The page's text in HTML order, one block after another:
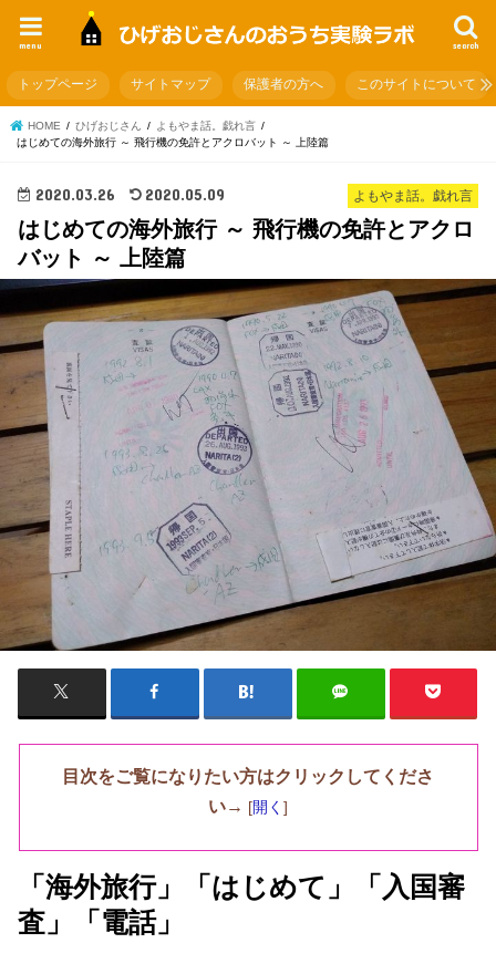
search
menu
トップページ サイトマップ 保護者の方へ このサイトについて
HOME ひげおじさん
よもやま話。戯れ言
はじめての海外旅行 ～ 飛行機の免許とアクロバット ～ 上陸篇
よもやま話。戯れ言
2020.03.26 2020.05.09
はじめての海外旅行 ～ 飛行機の免許とアクロ
バット ～ 上陸篇
目次をご覧になりたい方はクリックしてくださ
い→ [開く ]
「海外旅行」「はじめて」「入国審
査」「電話」